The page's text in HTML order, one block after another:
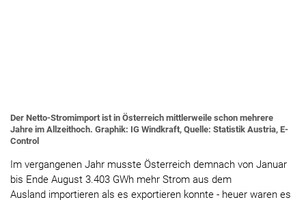
Der Netto-Stromimport ist in Österreich mittlerweile schon mehrere
Jahre im Allzeithoch. Graphik: IG Windkraft, Quelle: Statistik Austria, E-
Control
Im vergangenen Jahr musste Österreich demnach von Januar
bis Ende August 3.403 GWh mehr Strom aus dem
Ausland importieren als es exportieren konnte - heuer waren es